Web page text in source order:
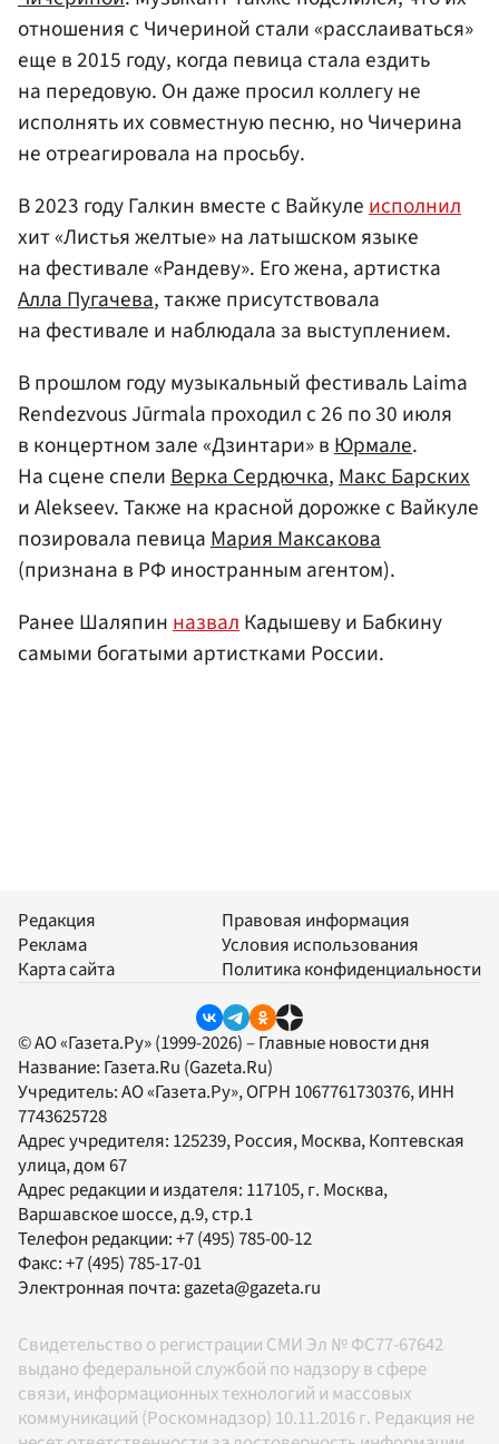
отношения с Чичериной стали «расслаиваться»
еще в 2015 году, когда певица стала ездить
на передовую. Он даже просил коллегу не
исполнять их совместную песню, но Чичерина
не отреагировала на просьбу.
В 2023 году Галкин вместе с Вайкулеисполнил
хит «Листья желтые» на латышском языке
на фестивале «Рандеву». Его жена, артистка
Алла Пугачева, также присутствовала
на фестивале и наблюдала за выступлением.
В прошлом году музыкальный фестиваль Laima
Rendezvous Jūrmala проходил с 26 по 30 июля
в концертном зале «Дзинтари» вЮрмале.
На сцене спелиВерка Сердючка,Макс Барских
и Alekseev. Также на красной дорожке с Вайкуле
позировала певицаМария Максакова
(признана в РФ иностранным агентом).
Ранее ШаляпинназвалКадышеву и Бабкину
самыми богатыми артистками России.
Редакция
Реклама
Карта сайта
Правовая информация
Условия использования
Политика конфиденциальности
© АО «Газета.Ру» (1999-2026) – Главные новости дня
Название: Газета.Ru (Gazeta.Ru)
Учредитель:АО «Газета.Ру», ОГРН 1067761730376, ИНН
7743625728
Адрес учредителя: 125239, Россия, Москва, Коптевская
улица, дом 67
Адрес редакции и издателя: 117105, г. Москва,
Варшавское шоссе, д.9, стр.1
Телефон редакции:+7 (495) 785-00-12
Факс:+7 (495) 785-17-01
Электронная почта: gazeta@gazeta.ru
Свидетельство о регистрации СМИ Эл № ФС77-67642
выдано федеральной службой по надзору в сфере
связи, информационных технологий и массовых
коммуникаций (Роскомнадзор) 10.11.2016 г. Редакция не